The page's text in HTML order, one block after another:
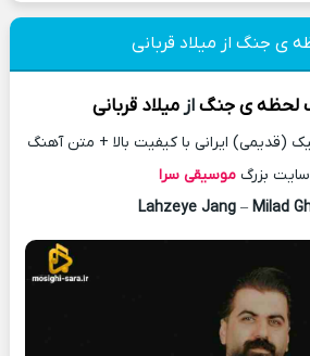
ی جنگ از میلاد قربانی
لحظه ی جنگازمیلاد قربانی
(قدیمی) ایرانی با کیفیت بالا + متن آهنگ
بزرگ موسیقی سرا
Lahzeye Jang– Milad